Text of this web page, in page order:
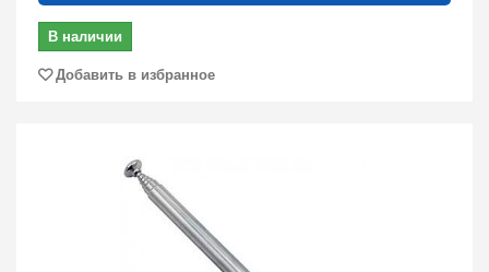
В наличии
Добавить в избранное